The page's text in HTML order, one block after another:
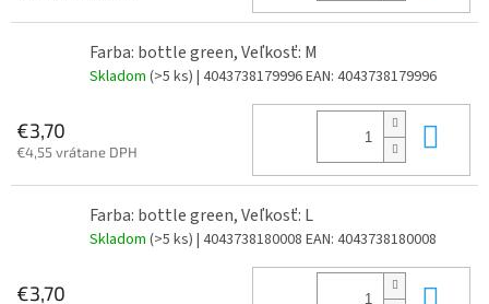
Farba: bottle green, Veľkosť: M
Skladom (>5 ks) | 4043738179996EAN: 4043738179996
€3,70
€4,55 vrátane DPH
Farba: bottle green, Veľkosť: L
Skladom (>5 ks) | 4043738180008 EAN: 4043738180008
€3,70